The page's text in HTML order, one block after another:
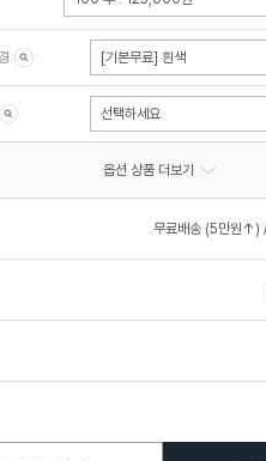
[기본무료] 흰색
선택하세요
옵션 상품 더보기
무료배송 (5만원↑)